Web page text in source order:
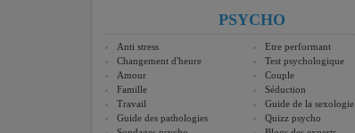
PSYCHO
Anti stress
Etre performant
Changement d'heure
Test psychologique
Amour
Couple
Famille
Séduction
Travail
Guide de la sexologie
Guide des pathologies
Quizz psycho